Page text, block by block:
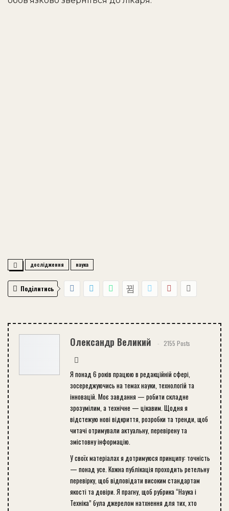
дослідження наука
Поділитись
Олександр Великий 2155 Posts
Я понад 6 років працюю в редакційній сфері,
зосереджуючись на темах науки, технологій та
інновацій. Моє завдання — робити складне
зрозумілим, а технічне — цікавим. Щодня я
відстежую нові відкриття, розробки та тренди, щоб
читачі отримували актуальну, перевірену та
змістовну інформацію.
У своїх матеріалах я дотримуюся принципу: точність
— понад усе. Кожна публікація проходить ретельну
перевірку, щоб відповідати високим стандартам
якості та довіри. Я прагну, щоб рубрика “Наука і
Техніка” була джерелом натхнення для тих, хто